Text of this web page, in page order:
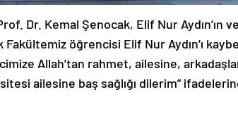
Dr. Kemal Şenocak, Elif Nur Aydın’ın
Fakültemiz öğrencisi Elif Nur Aydın’ı
Allah’tan rahmet, ailesine,
ailesine baş sağlığı dilerim”